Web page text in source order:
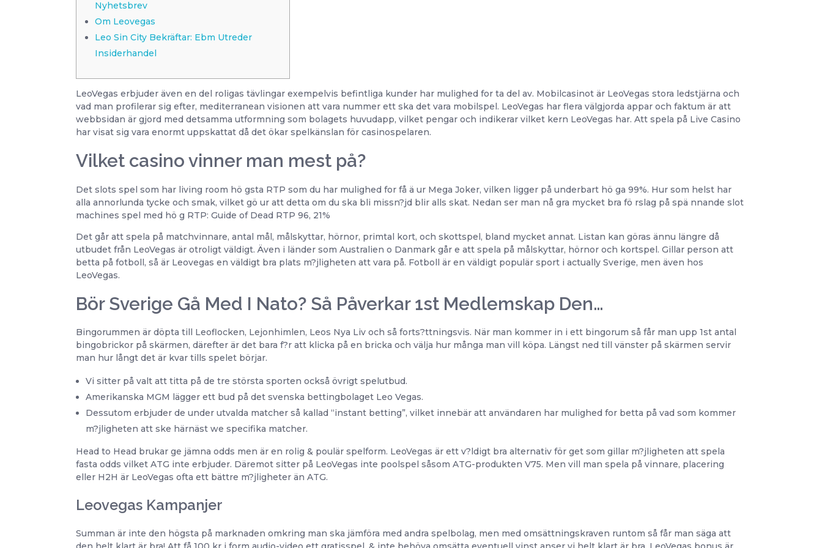
Nyhetsbrev
Om Leovegas
Leo Sin City Bekräftar: Ebm Utreder
Insiderhandel
LeoVegas erbjuder även en del roligas tävlingar exempelvis befintliga kunder har mulighed for ta del av. Mobilcasinot är LeoVegas stora ledstjärna och
vad man profilerar sig efter, mediterranean visionen att vara nummer ett ska det vara mobilspel. LeoVegas har flera välgjorda appar och faktum är att
webbsidan är gjord med detsamma utformning som bolagets huvudapp, vilket pengar och indikerar vilket kern LeoVegas har. Att spela på Live Casino
har visat sig vara enormt uppskattat då det ökar spelkänslan för casinospelaren.
Vilket casino vinner man mest på?
Det slots spel som har living room hö gsta RTP som du har mulighed for få ä ur Mega Joker, vilken ligger på underbart hö ga 99%. Hur som helst har
alla annorlunda tycke och smak, vilket gö ur att detta om du ska bli missn?jd blir alls skat. Nedan ser man nå gra mycket bra fö rslag på spä nnande slot
machines spel med hö g RTP: Guide of Dead RTP 96, 21%
Det går att spela på matchvinnare, antal mål, målskyttar, hörnor, primtal kort, och skottspel, bland mycket annat. Listan kan göras ännu längre då
utbudet från LeoVegas är otroligt väldigt. Även i länder som Australien o Danmark går e att spela på målskyttar, hörnor och kortspel. Gillar person att
betta på fotboll, så är Leovegas en väldigt bra plats m?jligheten att vara på. Fotboll är en väldigt populär sport i actually Sverige, men även hos
LeoVegas.
Bör Sverige Gå Med I Nato? Så Påverkar 1st Medlemskap Den…
Bingorummen är döpta till Leoflocken, Lejonhimlen, Leos Nya Liv och så forts?ttningsvis. När man kommer in i ett bingorum så får man upp 1st antal
bingobrickor på skärmen, därefter är det bara f?r att klicka på en bricka och välja hur många man vill köpa. Längst ned till vänster på skärmen servir
man hur långt det är kvar tills spelet börjar.
Vi sitter på valt att titta på de tre största sporten också övrigt spelutbud.
Amerikanska MGM lägger ett bud på det svenska bettingbolaget Leo Vegas.
Dessutom erbjuder de under utvalda matcher så kallad “instant betting”, vilket innebär att användaren har mulighed for betta på vad som kommer
m?jligheten att ske härnäst we specifika matcher.
Head to Head brukar ge jämna odds men är en rolig & poulär spelform. LeoVegas är ett v?ldigt bra alternativ för get som gillar m?jligheten att spela
fasta odds vilket ATG inte erbjuder. Däremot sitter på LeoVegas inte poolspel såsom ATG-produkten V75. Men vill man spela på vinnare, placering
eller H2H är LeoVegas ofta ett bättre m?jligheter än ATG.
Leovegas Kampanjer
Summan är inte den högsta på marknaden omkring man ska jämföra med andra spelbolag, men med omsättningskraven runtom så får man säga att